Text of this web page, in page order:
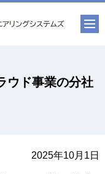
ウド事業の分社
2025年10月1日